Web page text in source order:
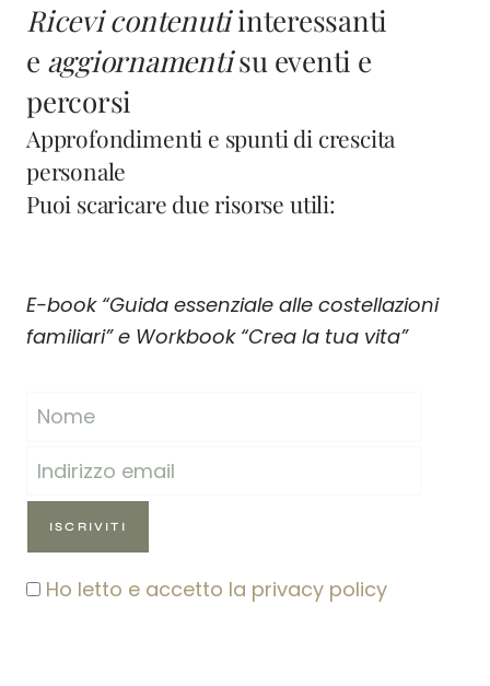
Ricevi contenutiinteressanti
e aggiornamentisu eventi e
percorsi
Approfondimenti e spunti di crescita
personale
Puoi scaricare due risorse utili:
E-book “Guida essenziale alle costellazioni
familiari” e Workbook “Crea la tua vita”
Ho letto e accetto la privacy policy